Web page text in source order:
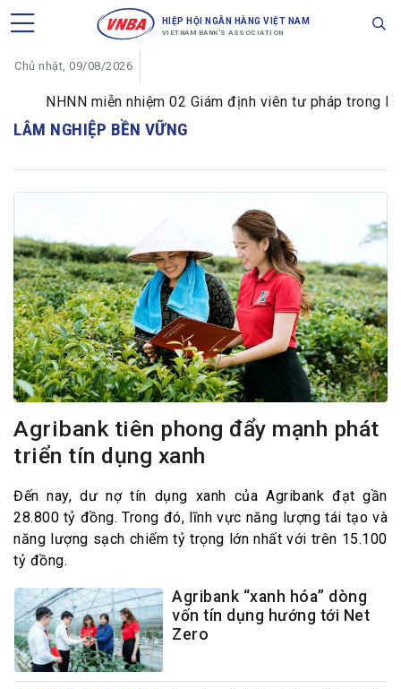
HIỆP HỘI NGÂN HÀNG VIỆT NAM
VIETNAM BANK'S ASSOCIATION
Chủ nhật, 09/08/2026
NHNN miễn nhiệm 02 Giám định viên tư pháp trong
LÂM NGHIỆP BỀN VỮNG
Agribank tiên phong đẩy mạnh phát
triển tín dụng xanh
Đến nay, dư nợ tín dụng xanh của Agribank đạt gần
28.800 tỷ đồng. Trong đó, lĩnh vực năng lượng tái tạo và
năng lượng sạch chiếm tỷ trọng lớn nhất với trên 15.100
tỷ đồng.
Agribank “xanh hóa” dòng
vốn tín dụng hướng tới Net
Zero